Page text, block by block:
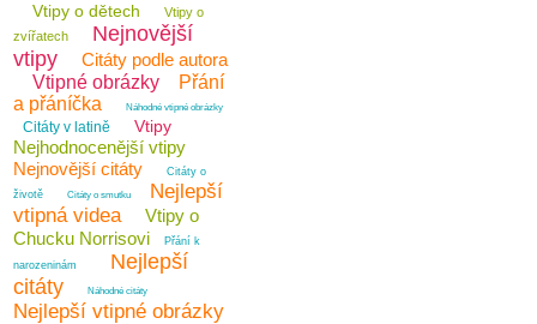
Vtipy o dětech
Vtipy o
zvířatech
Nejnovější
vtipy
Citáty podle autora
Vtipné obrázky
Přání
a přáníčka
Náhodné vtipné obrázky
Citáty v latině Vtipy
Nejhodnocenější vtipy
Nejnovější citáty
Citáty o
životě
Citáty o smutku
Nejlepší
vtipná videa
Vtipy o
Chucku Norrisovi
Přání k
narozeninám
Nejlepší
citáty
Náhodné citáty
Nejlepší vtipné obrázky